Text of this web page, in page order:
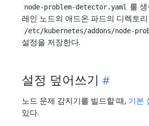
node-problem-detector.yaml
를
레인 노드의 애드온 파드의 디렉토리
/etc/kubernetes/addons/node-
설정을 저장한다.
설정 덮어쓰기
노드 문제 감지기를 빌드할 때, 기본
있다.